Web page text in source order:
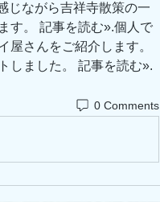
じながら吉祥寺散策の一
す。 記事を読む».個人で
屋さんをご紹介します。
しました。 記事を読む».
0 Comments